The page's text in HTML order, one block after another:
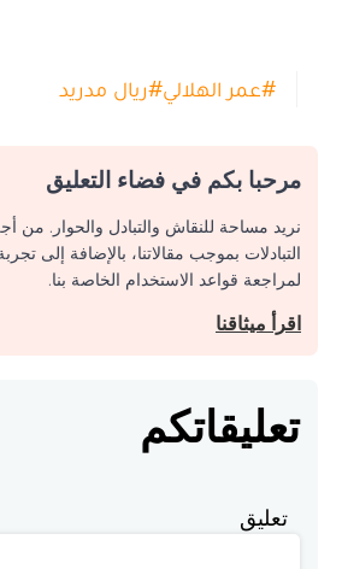
#عمر الهلالي#ريال مدريد
مرحبا بكم في فضاء التعليق
نريد مساحة للنقاش والتبادل والحوار. من
التبادلات بموجب مقالاتنا، بالإضافة إلى
لمراجعة قواعد الاستخدام الخاصة بنا.
اقرأ ميثاقنا
تعليقاتكم
تعليق